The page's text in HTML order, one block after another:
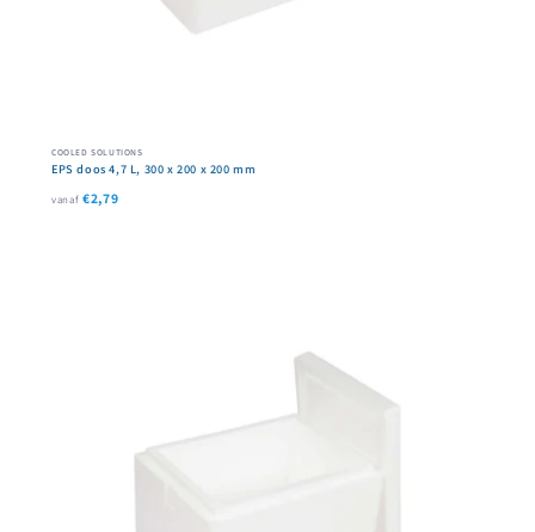
COOLED SOLUTIONS
EPS doos 4,7 L, 300 x 200 x 200 mm
vanaf €2,79